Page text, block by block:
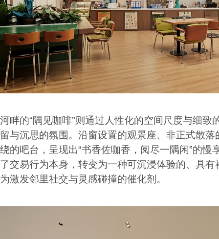
河畔的“隅见咖啡”则通过人性化的空间尺度与细致
留与沉思的氛围。沿窗设置的观景座、非正式散
绕的吧台，呈现出“书香佐咖香，阅尽一隅闲”的慢
了交易行为本身，转变为一种可沉浸体验的、具
为激发邻里社交与灵感碰撞的催化剂。